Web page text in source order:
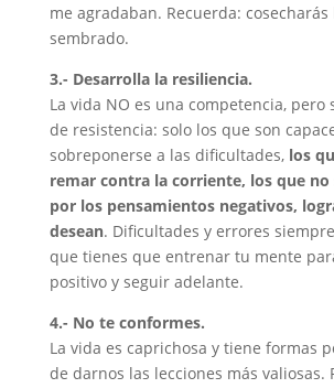
me agradaban. Recuerda: cosecharás
sembrado.
3.- Desarrolla la resiliencia.
La vida NO es una competencia, pero
de resistencia: solo los que son
sobreponerse a las dificultades, los
remar contra la corriente, los que no
por los pensamientos negativos,
desean. Dificultades y errores
que tienes que entrenar tu mente
positivo y seguir adelante.
4.- No te conformes.
La vida es caprichosa y tiene formas
de darnos las lecciones más valiosas.